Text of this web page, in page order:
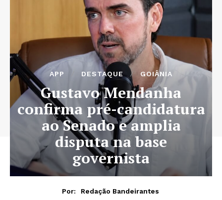
APP DESTAQUE GOIÂNIA
Gustavo Mendanha
confirma pré-candidatura
ao Senado e amplia
disputa na base
governista
Por:
Redação Bandeirantes